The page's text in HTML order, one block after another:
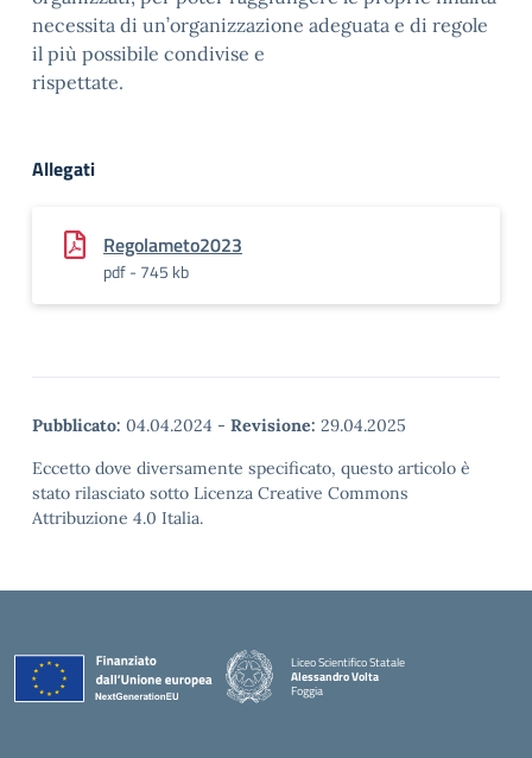
necessita di un’organizzazione adeguata e di regole
il più possibile condivise e
rispettate.
Allegati
Regolameto2023
pdf - 745 kb
Pubblicato: 04.04.2024 - Revisione: 29.04.2025
Eccetto dove diversamente specificato, questo articolo è
stato rilasciato sotto Licenza Creative Commons
Attribuzione 4.0 Italia.
Liceo Scientifico Statale
Alessandro Volta
Foggia
— Visita la pagina iniziale della scuola